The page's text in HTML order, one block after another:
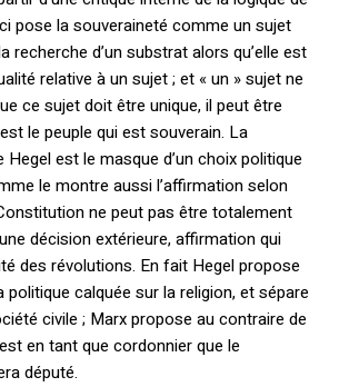
pose la souveraineté comme un sujet
recherche d’un substrat alors qu’elle est
relative à un sujet ; et « un » sujet ne
ce sujet doit être unique, il peut être
le peuple qui est souverain. La
Hegel est le masque d’un choix politique
le montre aussi l’affirmation selon
ne peut pas être totalement
décision extérieure, affirmation qui
des révolutions. En fait Hegel propose
politique calquée sur la religion, et sépare
civile ; Marx propose au contraire de
en tant que cordonnier que le
député.